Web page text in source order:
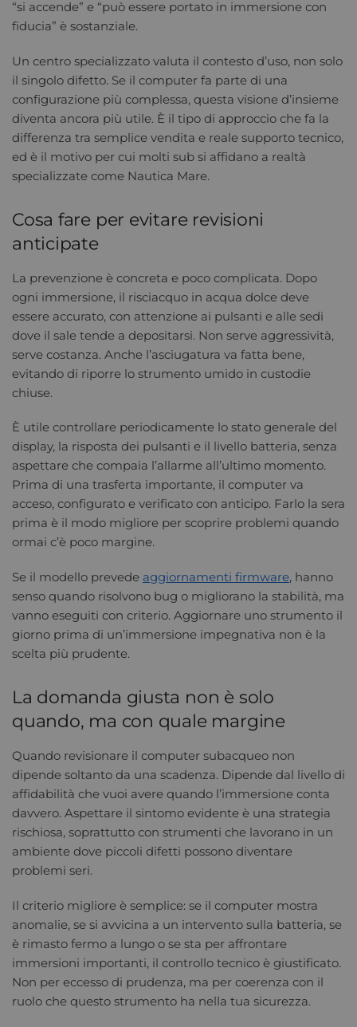
“si accende” e “può essere portato in immersione con
fiducia” è sostanziale.
Un centro specializzato valuta il contesto d’uso, non solo
il singolo difetto. Se il computer fa parte di una
configurazione più complessa, questa visione d’insieme
diventa ancora più utile. È il tipo di approccio che fa la
differenza tra semplice vendita e reale supporto tecnico,
ed è il motivo per cui molti sub si affidano a realtà
specializzate come Nautica Mare.
Cosa fare per evitare revisioni
anticipate
La prevenzione è concreta e poco complicata. Dopo
ogni immersione, il risciacquo in acqua dolce deve
essere accurato, con attenzione ai pulsanti e alle sedi
dove il sale tende a depositarsi. Non serve aggressività,
serve costanza. Anche l’asciugatura va fatta bene,
evitando di riporre lo strumento umido in custodie
chiuse.
È utile controllare periodicamente lo stato generale del
display, la risposta dei pulsanti e il livello batteria, senza
aspettare che compaia l’allarme all’ultimo momento.
Prima di una trasferta importante, il computer va
acceso, configurato e verificato con anticipo. Farlo la sera
prima è il modo migliore per scoprire problemi quando
ormai c’è poco margine.
Se il modello prevede aggiornamenti firmware, hanno
senso quando risolvono bug o migliorano la stabilità, ma
vanno eseguiti con criterio. Aggiornare uno strumento il
giorno prima di un’immersione impegnativa non è la
scelta più prudente.
La domanda giusta non è solo
quando, ma con quale margine
Quando revisionare il computer subacqueo non
dipende soltanto da una scadenza. Dipende dal livello di
affidabilità che vuoi avere quando l’immersione conta
davvero. Aspettare il sintomo evidente è una strategia
rischiosa, soprattutto con strumenti che lavorano in un
ambiente dove piccoli difetti possono diventare
problemi seri.
Il criterio migliore è semplice: se il computer mostra
anomalie, se si avvicina a un intervento sulla batteria, se
è rimasto fermo a lungo o se sta per affrontare
immersioni importanti, il controllo tecnico è giustificato.
Non per eccesso di prudenza, ma per coerenza con il
ruolo che questo strumento ha nella tua sicurezza.